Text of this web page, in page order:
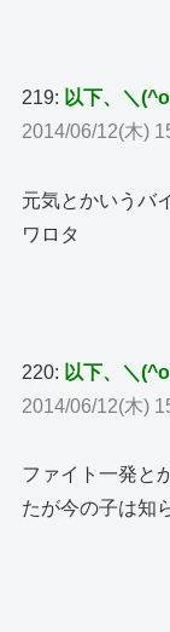
219: 以下、＼
2014/06/12(木)
元気とかいうバ
ワロタ
220: 以下、＼
2014/06/12(木)
ファイト一発と
たが今の子は知